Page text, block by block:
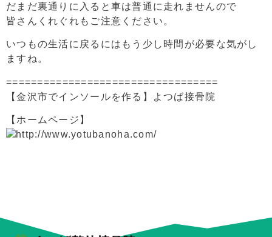
だまだ裏通りに入ると車は普通に走れませんので
皆さんくれぐれもご注意ください。
いつもの生活に戻るにはもう少し時間が必要な気がし
ますね。
==================================
【金沢市でインソールを作る】よつば接骨院
【ホームページ】
http://www.yotubanoha.com/